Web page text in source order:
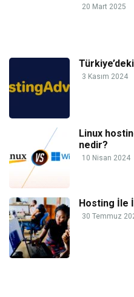
20 Mart 2025
3 Kasım 2024
Linux
nedir?
10 Nisan 2024
Hosting İle
30 Temmuz